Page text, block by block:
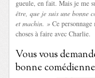
gueule, en fait. Mais je me
être, que je suis une bonne
et machin. » Ce
choses à faire avec Charlie.
Vous vous
bonne